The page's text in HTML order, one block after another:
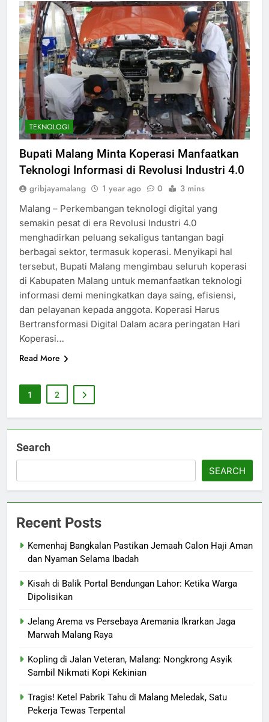
TEKNOLOGI
Bupati Malang Minta Koperasi Manfaatkan
Teknologi Informasi di Revolusi Industri 4.0
gribjayamalang 1 year ago 0 3 mins
Malang – Perkembangan teknologi digital yang
semakin pesat di era Revolusi Industri 4.0
menghadirkan peluang sekaligus tantangan bagi
berbagai sektor, termasuk koperasi. Menyikapi hal
tersebut, Bupati Malang mengimbau seluruh koperasi
di Kabupaten Malang untuk memanfaatkan teknologi
informasi demi meningkatkan daya saing, efisiensi,
dan pelayanan kepada anggota. Koperasi Harus
Bertransformasi Digital Dalam acara peringatan Hari
Koperasi…
Read More
1 2
Search
SEARCH
Recent Posts
Kemenhaj Bangkalan Pastikan Jemaah Calon Haji Aman
dan Nyaman Selama Ibadah
Kisah di Balik Portal Bendungan Lahor: Ketika Warga
Dipolisikan
Jelang Arema vs Persebaya Aremania Ikrarkan Jaga
Marwah Malang Raya
Kopling di Jalan Veteran, Malang: Nongkrong Asyik
Sambil Nikmati Kopi Kekinian
Tragis! Ketel Pabrik Tahu di Malang Meledak, Satu
Pekerja Tewas Terpental